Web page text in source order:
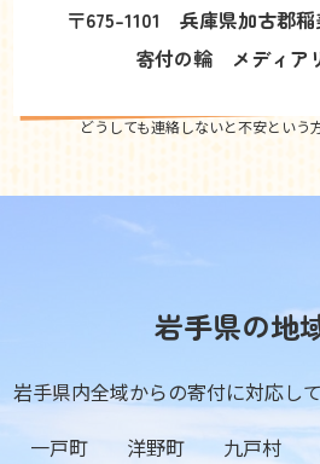
〒675-1101 兵庫県加古郡
寄付の輪 メディア
どうしても連絡しないと不安という
岩手県の地
岩手県内全域からの寄付に対応して
一戸町
洋野町 九戸村